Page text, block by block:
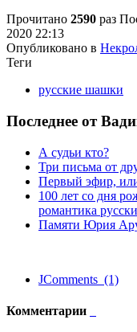
Прочитано 2590 раз
2020 22:13
Опубликовано в
Теги
русские шашки
Последнее от
А судьи кто?
Три письма от
Первый эфир,
100 лет со дня
романтика
Памяти Юрия
JComments (1)
Комментарии